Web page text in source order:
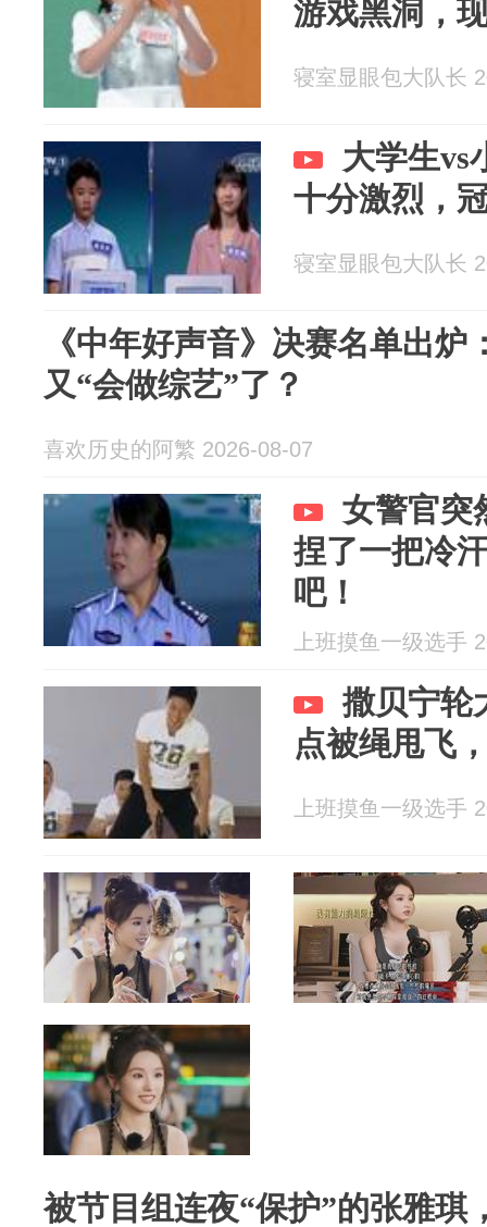
游戏黑洞，
寝室显眼包大队长
大学生vs
十分激烈，
寝室显眼包大队长
《中年好声音》决赛名单出
又“会做综艺”了？
喜欢历史的阿繁 2026-08-07
女警官突
捏了一把冷
吧！
上班摸鱼一级选手
撒贝宁轮
点被绳甩飞
上班摸鱼一级选手
被节目组连夜“保护”的张雅琪